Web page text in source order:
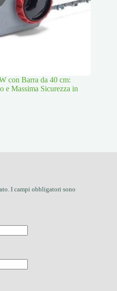
con Barra da 40 cm:
e Massima Sicurezza in
I campi obbligatori sono